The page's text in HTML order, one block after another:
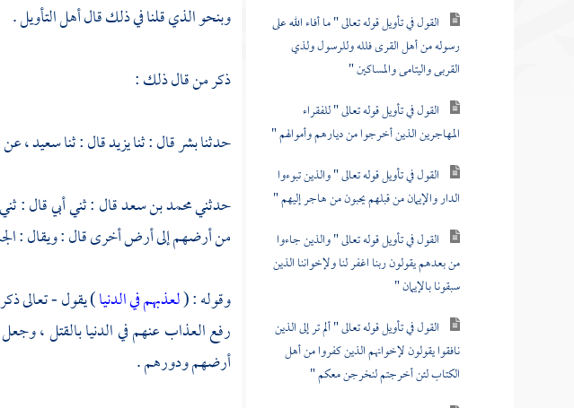
القول في تأويل قوله تعالى " ما أفاء الله على
رسوله من أهل القرى فلله وللرسول ولذي
القربى واليتامى والمساكين "
القول في تأويل قوله تعالى " للفقراء
المهاجرين الذين أخرجوا من ديارهم وأموالهم "
القول في تأويل قوله تعالى " والذين تبوءوا
الدار والإيمان من قبلهم يحبون من هاجر إليهم "
القول في تأويل قوله تعالى " والذين جاءوا
من بعدهم يقولون ربنا اغفر لنا ولإخواننا الذين
سبقونا بالإيمان "
القول في تأويل قوله تعالى " ألم تر إلى الذين
نافقوا يقولون لإخوانهم الذين كفروا من أهل
الكتاب لئن أخرجتم لنخرجن معكم "
وبنحو الذي قلنا في ذلك قال أهل التأويل .
ذكر من قال ذلك :
حدثنابشرقال : ثنايزيدقال : ثناسعيد، عن
حدثنيمحمد بن سعدقال : ثني أبي قال :
من أرضهم إلى أرض أخرى قال : ويقال :
وقوله : (لعذبهم في الدنيا) يقول - تعالى
رفع العذاب عنهم في الدنيا بالقتل ،
أرضهم ودورهم .